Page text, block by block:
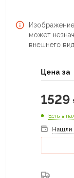
может
внешнего
Цена за
1529
Есть в
Нашли